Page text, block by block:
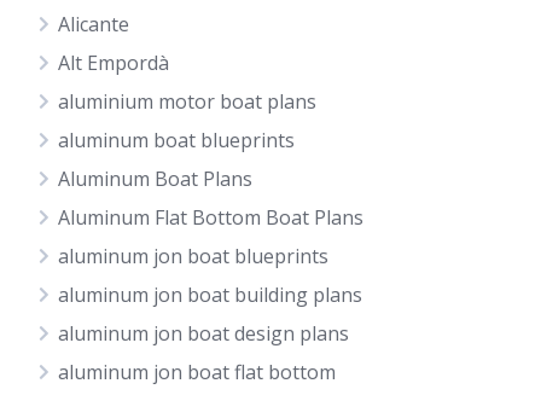
Alicante
Alt Empordà
aluminium motor boat plans
aluminum boat blueprints
Aluminum Boat Plans
Aluminum Flat Bottom Boat Plans
aluminum jon boat blueprints
aluminum jon boat building plans
aluminum jon boat design plans
aluminum jon boat flat bottom